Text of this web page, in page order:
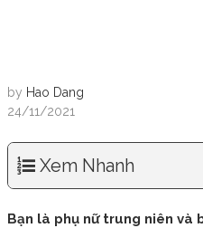
by Hao Dang
24/11/2021
Xem Nhanh
Bạn là phụ nữ trung niên và